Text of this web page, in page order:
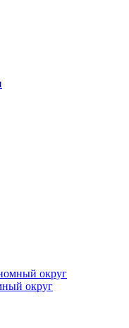
округ
округ